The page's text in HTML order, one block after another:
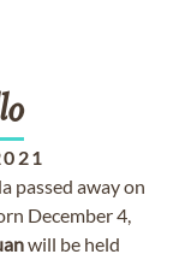
passed away on
December 4,
will be held